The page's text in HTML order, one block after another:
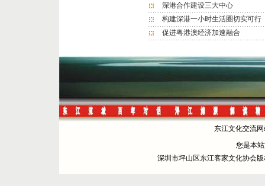
深港合作建设三大中心
构建深港一小时生活圈切实可行
促进粤港澳经济加速融合
东江文化交流
您是本
深圳市坪山区东江客家文化协